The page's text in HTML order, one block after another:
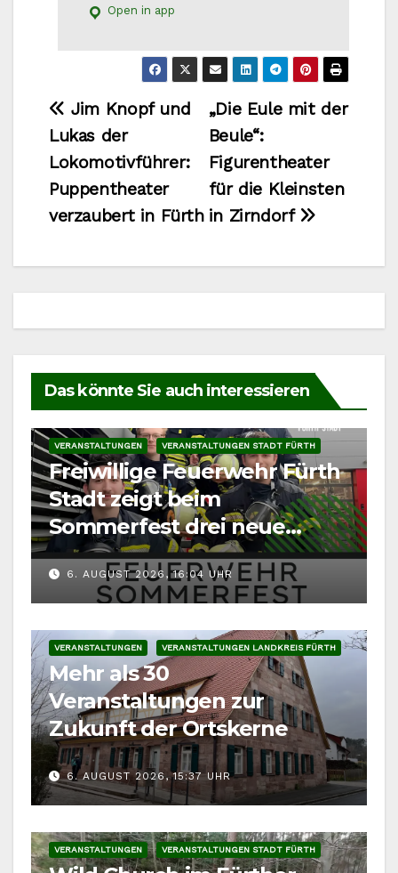
Open in app
Beitragsnavigation
„Die Eule mit der
Beule“:
Figurentheater
für die Kleinsten
in Zirndorf
Jim Knopf und
Lukas der
Lokomotivführer:
Puppentheater
verzaubert in Fürth
Das könnte Sie auch interessieren
VERANSTALTUNGEN VERANSTALTUNGEN STADT FÜRTH
Freiwillige Feuerwehr Fürth
Stadt zeigt beim
Sommerfest drei neue
Fahrzeuge
6. AUGUST 2026, 16:04 UHR
VERANSTALTUNGEN VERANSTALTUNGEN LANDKREIS FÜRTH
Mehr als 30
Veranstaltungen zur
Zukunft der Ortskerne
6. AUGUST 2026, 15:37 UHR
VERANSTALTUNGEN VERANSTALTUNGEN STADT FÜRTH